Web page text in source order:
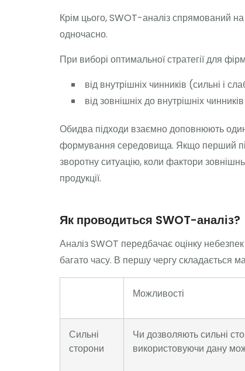
Крім цього, SWOT-аналіз спрямований
одночасно.
При виборі оптимальної стратегії для
від внутрішніх чинників (сильні і
від зовнішніх до внутрішніх
Обидва підходи взаємно доповнюють один
формування середовища. Якщо перший
зворотну ситуацію, коли фактори
продукції.
Як проводиться SWOT-аналіз?
Аналіз SWOT передбачає оцінку
багато часу. В першу чергу складається
Можливості
Сильні
сторони
Чи дозволяють сильні
використовуючи дану